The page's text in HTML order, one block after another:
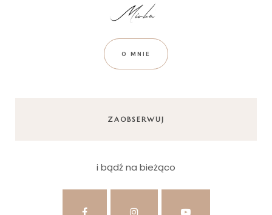
O MNIE
ZAOBSERWUJ
i bądź na bieżąco